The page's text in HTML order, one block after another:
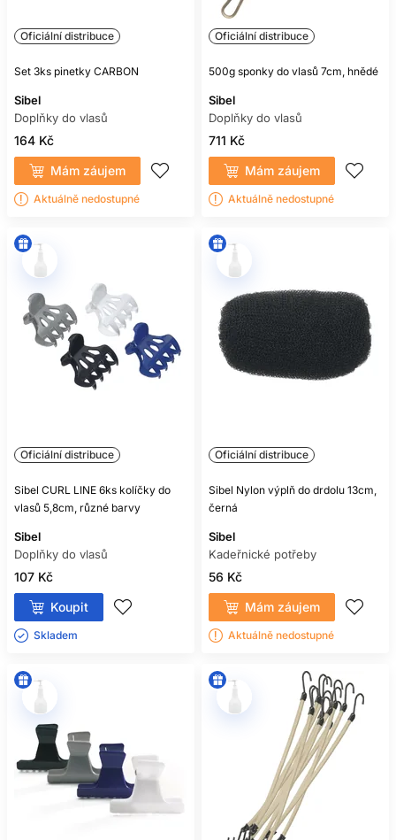
Oficiální distribuce
Set 3ks pinetky CARBON
Sibel
Doplňky do vlasů
164 Kč
Mám záujem
Aktuálně nedostupné
Oficiální distribuce
500g sponky do vlasů 7cm, hnědé
Sibel
Doplňky do vlasů
711 Kč
Mám záujem
Aktuálně nedostupné
Oficiální distribuce
Sibel CURL LINE 6ks kolíčky do
vlasů 5,8cm, různé barvy
Sibel
Doplňky do vlasů
107 Kč
Koupit
Skladem ㅤ
Oficiální distribuce
Sibel Nylon výplň do drdolu 13cm,
černá
Sibel
Kadeřnické potřeby
56 Kč
Mám záujem
Aktuálně nedostupné